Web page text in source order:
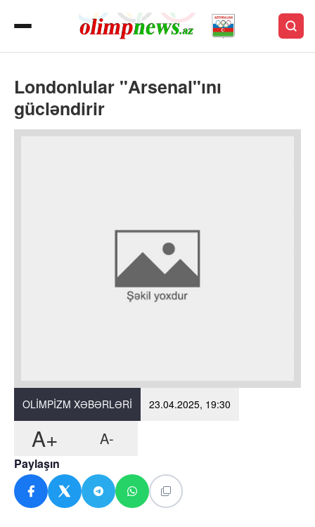
Londonlular "Arsenal"ını
gücləndirir
OLIMPIZM XƏBƏRLƏRI 23.04.2025, 19:30
A+ A-
Paylaşın